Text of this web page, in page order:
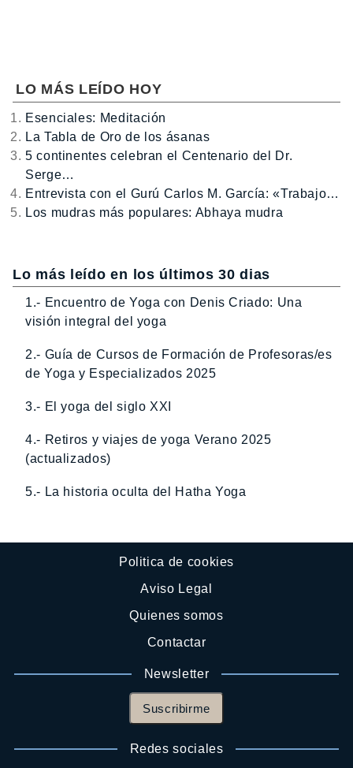
LO MÁS LEÍDO HOY
Esenciales: Meditación
La Tabla de Oro de los ásanas
5 continentes celebran el Centenario del Dr.
Serge…
Entrevista con el Gurú Carlos M. García: «Trabajo…
Los mudras más populares: Abhaya mudra
Lo más leído en los últimos 30 dias
1.- Encuentro de Yoga con Denis Criado: Una
visión integral del yoga
2.- Guía de Cursos de Formación de Profesoras/es
de Yoga y Especializados 2025
3.- El yoga del siglo XXI
4.- Retiros y viajes de yoga Verano 2025
(actualizados)
5.- La historia oculta del Hatha Yoga
Politica de cookies
Aviso Legal
Quienes somos
Contactar
Newsletter
Suscribirme
Redes sociales